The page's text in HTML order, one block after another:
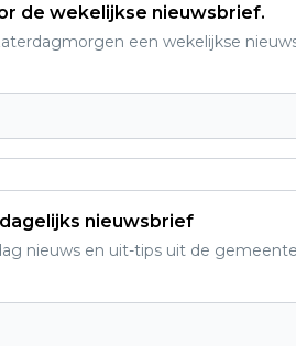
de wekelijkse nieuwsbrief.
een wekelijkse
nieuwsbrief
nieuws en uit-tips uit de